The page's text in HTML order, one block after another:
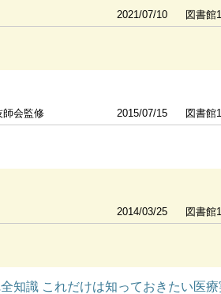
2021/07/10 図書館
師会監修 2015/07/15 図書館
2014/03/25 図書館
知識 これだけは知っておきたい医